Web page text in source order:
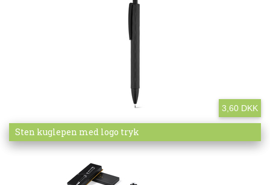
3,60 DKK
Sten kuglepen med logo tryk
Mere info